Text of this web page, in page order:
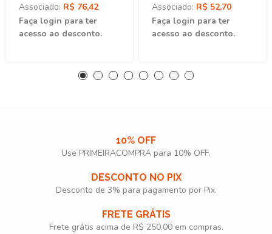
Associado: R$ 76,42
Faça login para ter
acesso ao desconto.
Associado: R$ 52,70
Faça login para ter
acesso ao desconto.
10% OFF
Use PRIMEIRACOMPRA para 10% OFF.​
DESCONTO NO PIX
Desconto de 3% para pagamento por Pix.
FRETE GRÁTIS
Frete grátis acima de R$ 250,00 em compras.